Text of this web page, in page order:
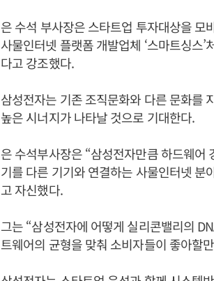
은 수석 부사장은 스타트업 투자대상을
사물인터넷 플랫폼 개발업체 ‘스마트싱스
다고 강조했다.
삼성전자는 기존 조직문화와 다른 문화를
높은 시너지가 나타날 것으로 기대한다.
은 수석부사장은 “삼성전자만큼 하드웨어
기를 다른 기기와 연결하는 사물인터넷 분
고 자신했다.
그는 “삼성전자에 어떻게 실리콘밸리의
트웨어의 균형을 맞춰 소비자들이 좋아할